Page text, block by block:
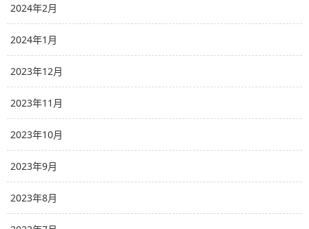
2024年2月
2024年1月
2023年12月
2023年11月
2023年10月
2023年9月
2023年8月